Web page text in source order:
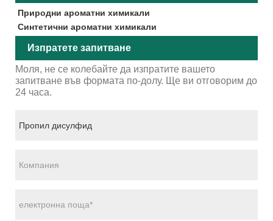
Природни ароматни химикали
Синтетични ароматни химикали
Изпратете запитване
Моля, не се колебайте да изпратите вашето
запитване във формата по-долу. Ще ви отговорим до
24 часа.